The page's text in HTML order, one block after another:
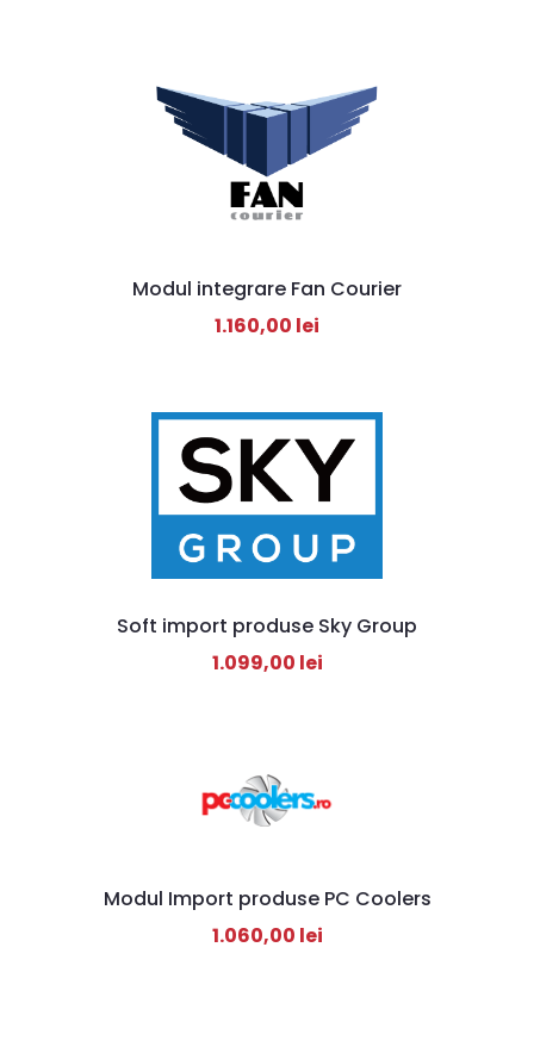
Modul integrare Fan Courier
1.160,00 lei
Soft import produse Sky Group
1.099,00 lei
Modul Import produse PC Coolers
1.060,00 lei